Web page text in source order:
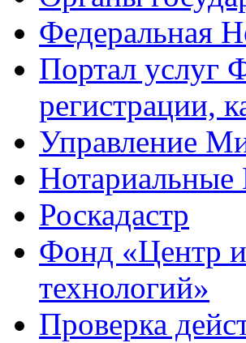
Федеральная
Портал услуг
регистрации,
Управление
Нотариальные
Роскадастр
Фонд «Центр
технологий»
Проверка